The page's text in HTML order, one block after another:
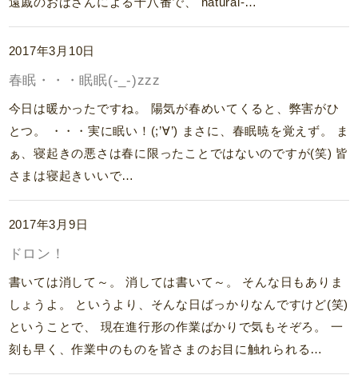
2017年3月10日
春眠・・・眠眠(-_-)zzz
今日は暖かったですね。 陽気が春めいてくると、弊害がひ
とつ。 ・・・実に眠い！(;’∀’) まさに、春眠暁を覚えず。 ま
ぁ、寝起きの悪さは春に限ったことではないのですが(笑) 皆
さまは寝起きいいで…
2017年3月9日
ドロン！
書いては消して～。 消しては書いて～。 そんな日もありま
しょうよ。 というより、そんな日ばっかりなんですけど(笑)
ということで、 現在進行形の作業ばかりで気もそぞろ。 一
刻も早く、作業中のものを皆さまのお目に触れられる…